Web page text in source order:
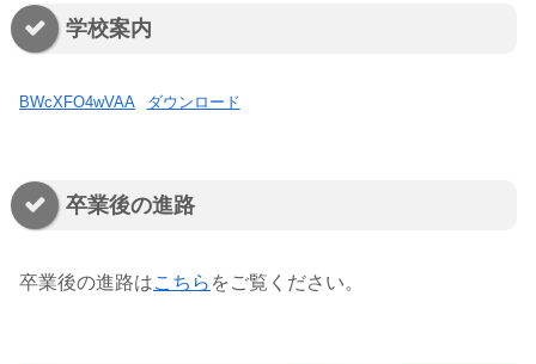
学校案内
BWcXFO4wVAA ダウンロード
卒業後の進路
卒業後の進路はこちら をご覧ください。